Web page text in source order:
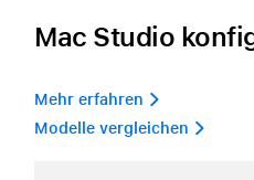
Mac Studio
Mehr erfahren 
Modelle vergleichen 